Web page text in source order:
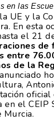
en las
UE y la
En esta
el 21
de
entre
de la
en el CEIP
Murcia.